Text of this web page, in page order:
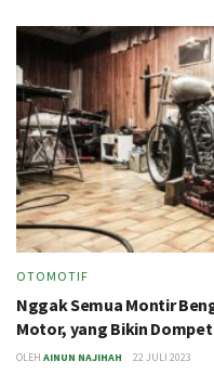
OTOMOTIF
Nggak Semua Montir
Motor, yang Bikin
OLEH AINUN NAJIHAH 22 JULI 2023